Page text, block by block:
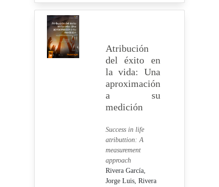
Atribución
del éxito en
la vida: Una
aproximación
a su
medición
Success in life
atributtion: A
measurement
approach
Rivera García,
Jorge Luis, Rivera